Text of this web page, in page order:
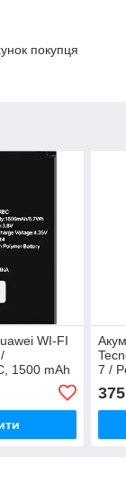
покупця
WI-FI
1500 mAh
7 /
375